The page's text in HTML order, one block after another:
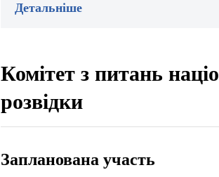
Детальніше
Комітет з питань
розвідки
Запланована участь